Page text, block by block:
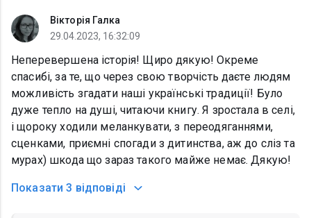
Вікторія Галка
29.04.2023, 16:32:09
Неперевершена історія! Щиро дякую! Окреме
спасибі, за те, що через свою творчість даєте людям
можливість згадати наші українські традиції! Було
дуже тепло на душі, читаючи книгу. Я зростала в селі,
і щороку ходили меланкувати, з переодяганнями,
сценками, приємні спогади з дитинства, аж до сліз та
мурах) шкода що зараз такого майже немає. Дякую!
Показати 3 відповіді